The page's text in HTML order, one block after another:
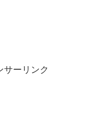
サーリンク